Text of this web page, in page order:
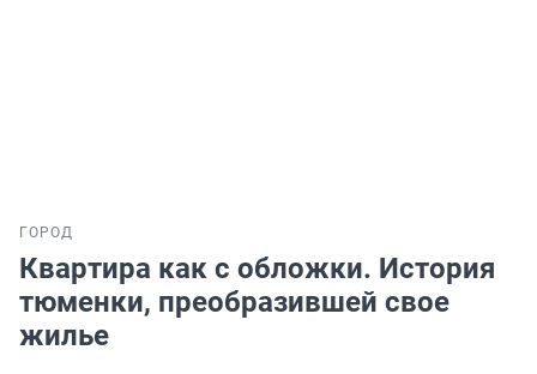
ГОРОД
Квартира как с обложки. История
тюменки, преобразившей свое
жилье